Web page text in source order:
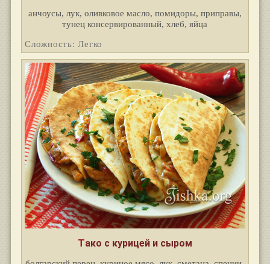
анчоусы, лук, оливковое масло, помидоры, приправы,
тунец консервированный, хлеб, яйца
Сложность: Легко
Тако с курицей и сыром